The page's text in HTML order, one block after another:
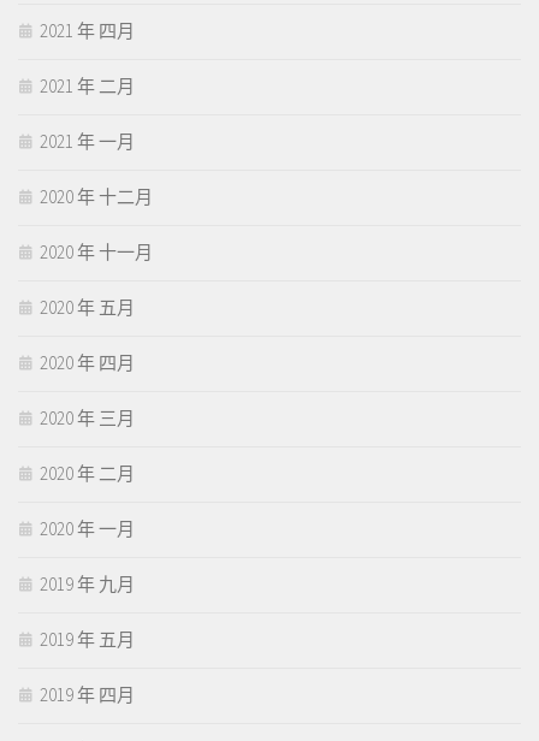
2021 年 四月
2021 年 二月
2021 年 一月
2020 年 十二月
2020 年 十一月
2020 年 五月
2020 年 四月
2020 年 三月
2020 年 二月
2020 年 一月
2019 年 九月
2019 年 五月
2019 年 四月